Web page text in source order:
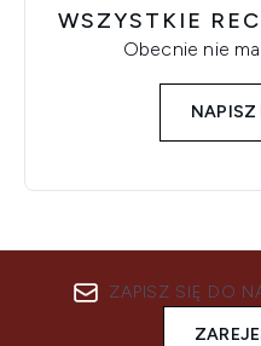
WSZYSTKIE
Obecnie nie
NAPISZ
ZAPISZ SIĘ DO